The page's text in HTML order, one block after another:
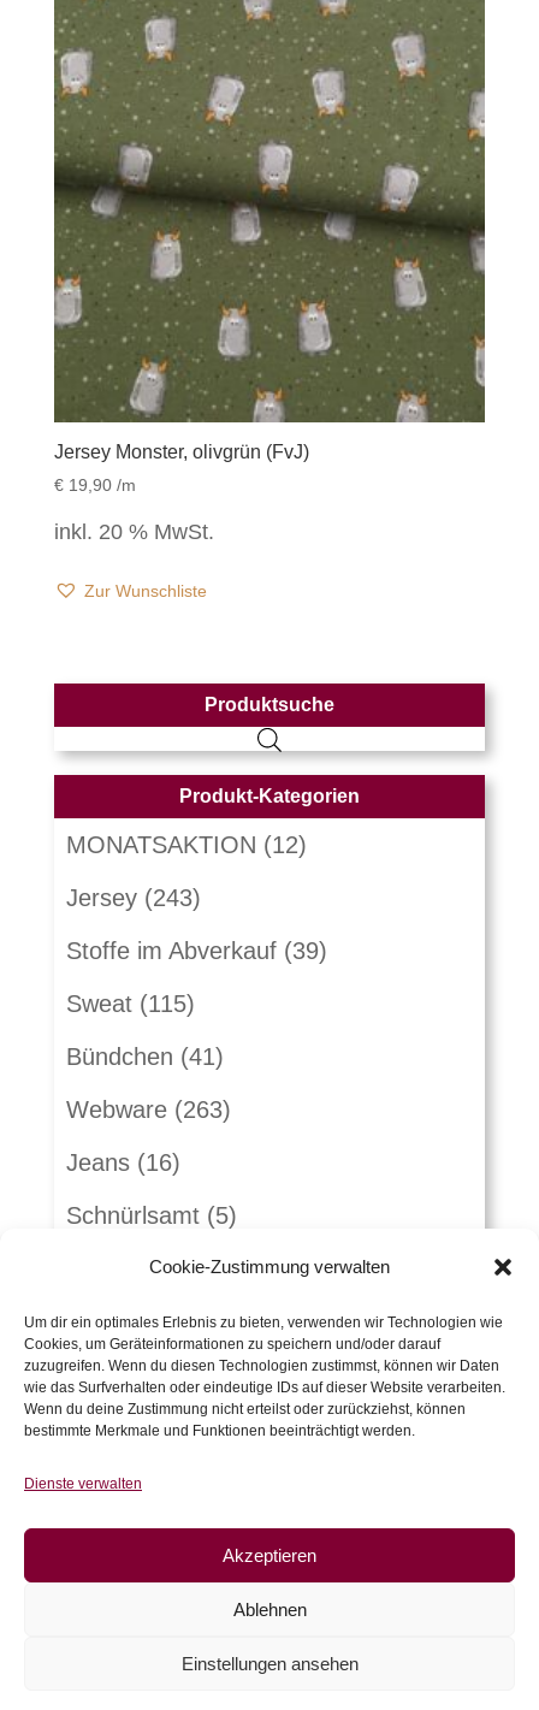
Cookie-Zustimmung verwalten
Um dir ein optimales Erlebnis zu bieten, verwenden wir Technologien wie
Cookies, um Geräteinformationen zu speichern und/oder darauf
zuzugreifen. Wenn du diesen Technologien zustimmst, können wir Daten
wie das Surfverhalten oder eindeutige IDs auf dieser Website verarbeiten.
Wenn du deine Zustimmung nicht erteilst oder zurückziehst, können
bestimmte Merkmale und Funktionen beeinträchtigt werden.
Dienste verwalten
Akzeptieren
Ablehnen
Einstellungen ansehen
Jersey Monster, olivgrün (FvJ)
€19,90/m
inkl. 20 % MwSt.
Zur Wunschliste
Produktsuche
Produkt-Kategorien
MONATSAKTION (12)
Jersey (243)
Stoffe im Abverkauf (39)
Sweat (115)
Bündchen (41)
Webware (263)
Jeans (16)
Schnürlsamt (5)
Herbst-Winterstoffe (21)
Jacquard (10)
Kunstleder und Folie (15)
Gutscheine (5)
Zubehör
Warenkorb
Es befinden sich keine Produkte im